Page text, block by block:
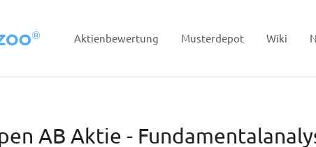
Aktienbewertung Musterdepot Wiki
AB Aktie -